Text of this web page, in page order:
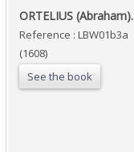
‎ORTELIUS (Abraham).‎
Reference : LBW01b3a
(1608)
See the book